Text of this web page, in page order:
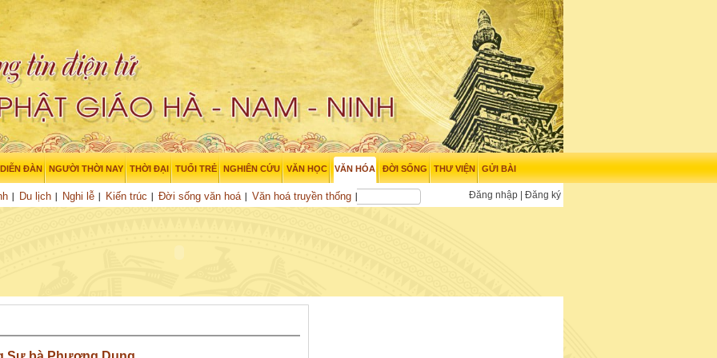
DIỄN ĐÀN NGƯỜI THỜI NAY THỜI ĐẠI TUỔI TRẺ NGHIÊN CỨU VĂN HỌC VĂN HÓA
Du lịch Nghi lễ Kiến trúc Đời sống văn hoá Văn hoá truyền thống
ĐỜI SỐNG THƯ VIỆN GỬI BÀI
Đăng nhập Đăng ký